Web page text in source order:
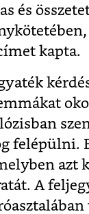
és
kapta.
felépülni.
azt
A